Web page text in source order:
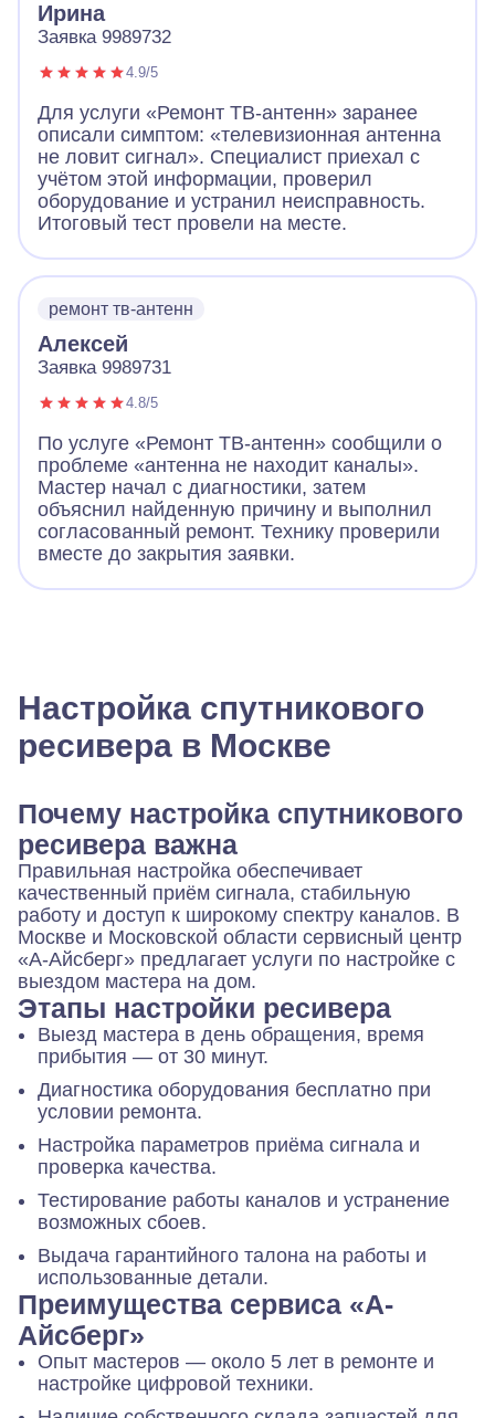
Ирина
Заявка 9989732
4.9/5
Для услуги «Ремонт ТВ-антенн» заранее
описали симптом: «телевизионная антенна
не ловит сигнал». Специалист приехал с
учётом этой информации, проверил
оборудование и устранил неисправность.
Итоговый тест провели на месте.
ремонт тв-антенн
Алексей
Заявка 9989731
4.8/5
По услуге «Ремонт ТВ-антенн» сообщили о
проблеме «антенна не находит каналы».
Мастер начал с диагностики, затем
объяснил найденную причину и выполнил
согласованный ремонт. Технику проверили
вместе до закрытия заявки.
Настройка спутникового
ресивера в Москве
Почему настройка спутникового
ресивера важна
Правильная настройка обеспечивает
качественный приём сигнала, стабильную
работу и доступ к широкому спектру каналов. В
Москве и Московской области сервисный центр
«А-Айсберг» предлагает услуги по настройке с
выездом мастера на дом.
Этапы настройки ресивера
Выезд мастера в день обращения, время
прибытия — от 30 минут.
Диагностика оборудования бесплатно при
условии ремонта.
Настройка параметров приёма сигнала и
проверка качества.
Тестирование работы каналов и устранение
возможных сбоев.
Выдача гарантийного талона на работы и
использованные детали.
Преимущества сервиса «А-
Айсберг»
Опыт мастеров — около 5 лет в ремонте и
настройке цифровой техники.